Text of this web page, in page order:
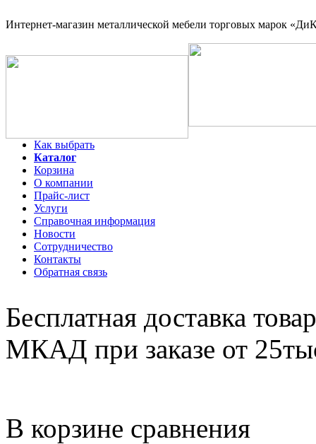
Интернет-магазин металлической мебели торговых марок
Как выбрать
Каталог
Корзина
О компании
Прайс-лист
Услуги
Справочная информация
Новости
Сотрудничество
Контакты
Обратная связь
Бесплатная доставка
МКАД при заказе от
В корзине сравнения